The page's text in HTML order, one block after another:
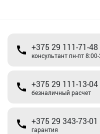
+375 29 111-71-48
консультант пн-пт
+375 29 111-13-04
безналичный расчет
+375 29 343-73-01
гарантия